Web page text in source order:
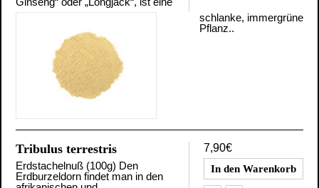
schlanke, immergrüne
Pflanz..
7,90€
Tribulus terrestris
Erdstachelnuß (100g) Den
Erdburzeldorn findet man in den